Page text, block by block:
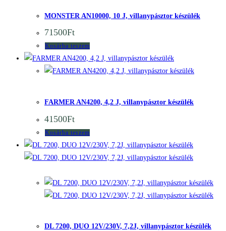
MONSTER AN10000, 10 J, villanypásztor készülék
71500Ft
Kosárba teszem
FARMER AN4200, 4,2 J, villanypásztor készülék
41500Ft
Kosárba teszem
DL 7200, DUO 12V/230V, 7,2J, villanypásztor készülék